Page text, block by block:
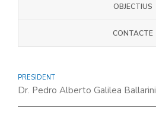
OBJECTIUS
CONTACTE
PRESIDENT
Dr. Pedro Alberto Galilea Ballarini